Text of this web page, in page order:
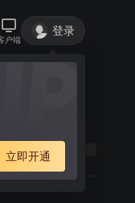
户端
登录
立即开通